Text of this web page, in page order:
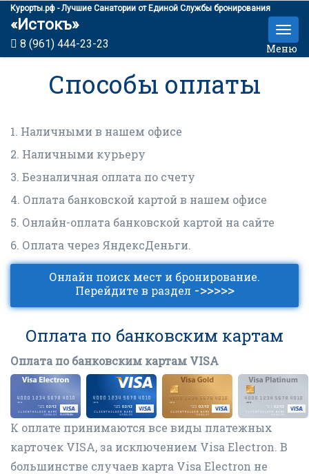
Курорты.рф - Лучшие Санатории от Единой Службы бронирования
«Истокъ»
8 (961) 444-23-23 Меню
Способы оплаты
1. Наличными в нашем офисе
2. Наличными курьеру
3. Безналичная оплата по счету
4. Оплата банковской картой в нашем офисе
5. Онлайн-оплата банковской картой на сайте
6. Оплата через ЯндексДеньги.
Онлайн поиск мест и бронирование.
Перейдите в раздел ->>>>>
Оплата по банковским картам
Оплата по банковским картам VISA
К оплате принимаются все виды платежных
карточек VISA, за исключением Visa Electron. В
большинстве случаев карта Visa Electron не